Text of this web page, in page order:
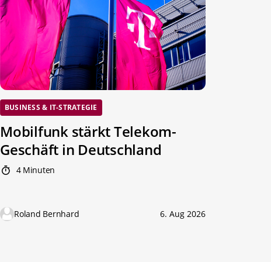
BUSINESS & IT-STRATEGIE
Mobilfunk stärkt Telekom-
Geschäft in Deutschland
4 Minuten
Roland Bernhard 6. Aug 2026